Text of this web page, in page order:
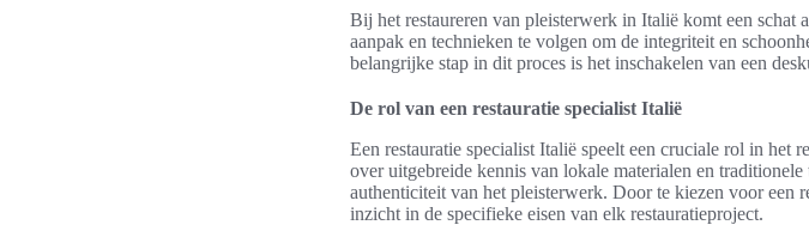
Bij het restaureren van pleisterwerk in Italië komt een schat
aanpak en technieken te volgen om de integriteit en
belangrijke stap in dit proces is het inschakelen van een
De rol van een restauratie specialist Italië
Een restauratie specialist Italië speelt een cruciale rol in het
over uitgebreide kennis van lokale materialen en
authenticiteit van het pleisterwerk. Door te kiezen voor een
inzicht in de specifieke eisen van elk restauratieproject.